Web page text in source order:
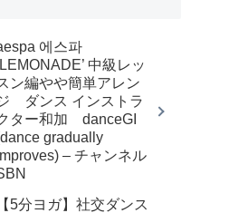
에스파
中級レッ
ン編やや簡単アレン
ダンス インストラ
ター和加 danceGI
gradually
– チャンネル
【5分ヨガ】社交ダンス